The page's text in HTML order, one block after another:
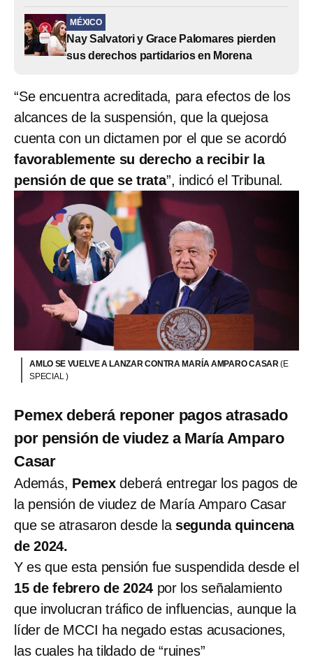
MÉXICO
Nay Salvatori y Grace Palomares pierden
sus derechos partidarios en Morena
“Se encuentra acreditada, para efectos de los
alcances de la suspensión, que la quejosa
cuenta con un dictamen por el que se acordó
favorablemente su derecho a recibir la
pensión de que se trata”, indicó el Tribunal.
AMLO SE VUELVE A LANZAR CONTRA MARÍA AMPARO CASAR(E
SPECIAL )
Pemex deberá reponer pagos atrasado
por pensión de viudez a María Amparo
Casar
Además, Pemex deberá entregar los pagos de
la pensión de viudez de María Amparo Casar
que se atrasaron desde la segunda quincena
de 2024.
Y es que esta pensión fue suspendida desde el
15 de febrero de 2024 por los señalamiento
que involucran tráfico de influencias, aunque la
líder de MCCI ha negado estas acusaciones,
las cuales ha tildado de “ruines”